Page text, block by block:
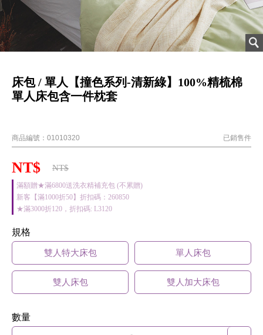
床包 / 單人【撞色系列-清新綠】100%精梳棉
單人床包含一件枕套
商品編號： 01010320 已銷售件
NT$ NT$
滿額贈★滿6800送洗衣精補充包 (不累贈)
新客【滿1000折50】折扣碼：260850
★滿3000折120，折扣碼: L3120
規格
雙人特大床包 單人床包
雙人床包 雙人加大床包
數量